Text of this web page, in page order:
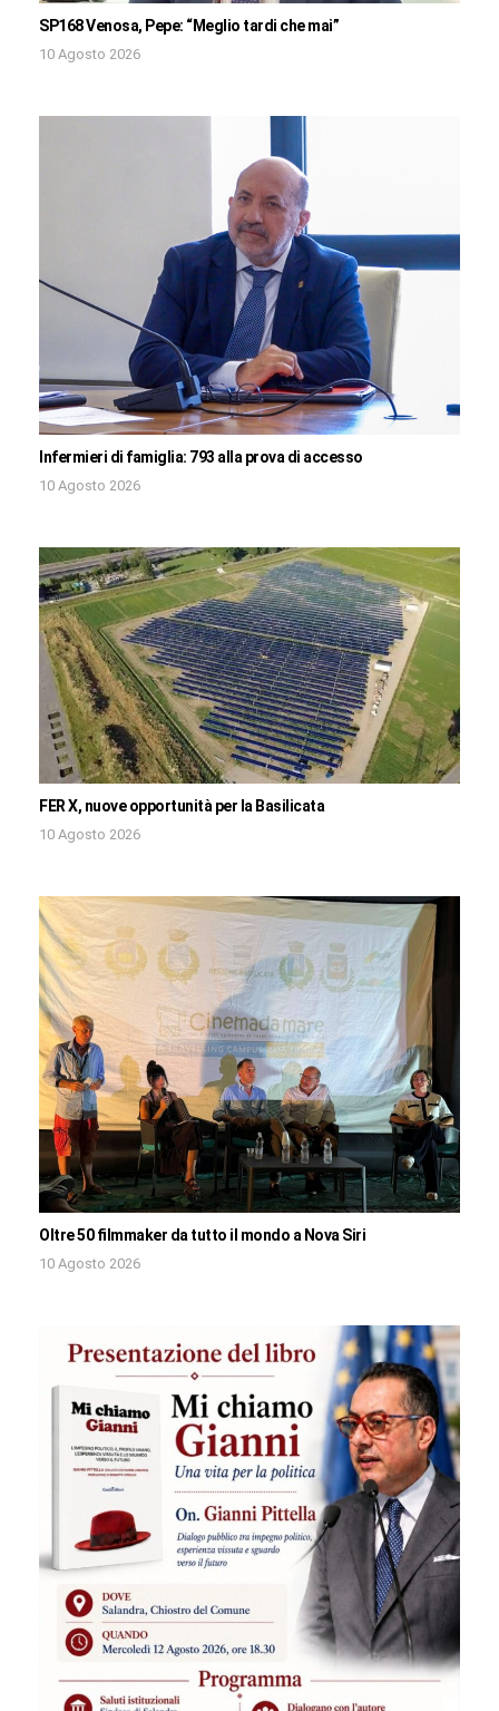
SP168 Venosa, Pepe: “Meglio tardi che mai”
10 Agosto 2026
Infermieri di famiglia: 793 alla prova di accesso
10 Agosto 2026
FER X, nuove opportunità per la Basilicata
10 Agosto 2026
Oltre 50 filmmaker da tutto il mondo a Nova Siri
10 Agosto 2026